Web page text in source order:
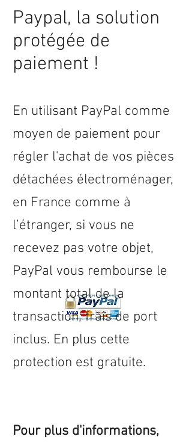
Paypal, la solution
protégée de
paiement !
En utilisant PayPal comme
moyen de paiement pour
régler l'achat de vos pièces
détachées électroménager,
en France comme à
l’étranger, si vous ne
recevez pas votre objet,
PayPal vous rembourse le
montant total de la
transaction, frais de port
inclus. En plus cette
protection est gratuite.
Pour plus d'informations,